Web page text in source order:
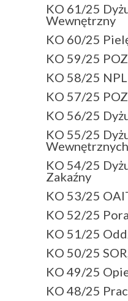
KO 61/25
Wewnętrzny
KO 60/25
KO 59/25 POZ
KO 58/25 NPL
KO 57/25 POZ
KO 56/25
KO 55/25
Wewnętrznych
KO 54/25
Zakaźny
KO 53/25
KO 52/25
KO 51/25
KO 50/25
KO 49/25
KO 48/25